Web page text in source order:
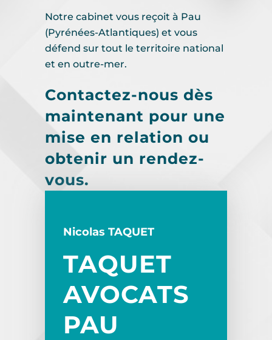
Notre cabinet vous reçoit à Pau
(Pyrénées-Atlantiques) et vous
défend sur tout le territoire national
et en outre-mer.
Contactez-nous dès
maintenant pour une
mise en relation ou
obtenir un rendez-
vous.
Nicolas TAQUET
TAQUET
AVOCATS
PAU